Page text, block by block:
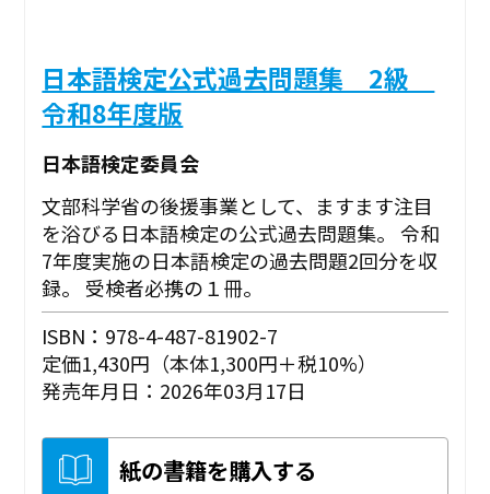
日本語検定公式過去問題集 2級
令和8年度版
日本語検定委員会
文部科学省の後援事業として、ますます注目
を浴びる日本語検定の公式過去問題集。 令和
7年度実施の日本語検定の過去問題2回分を収
録。 受検者必携の１冊。
ISBN：978-4-487-81902-7
定価1,430円（本体1,300円＋税10%）
発売年月日：2026年03月17日
紙の書籍を購入する